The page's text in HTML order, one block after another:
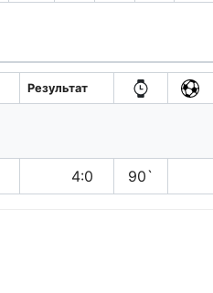
Результат
4:0 90`